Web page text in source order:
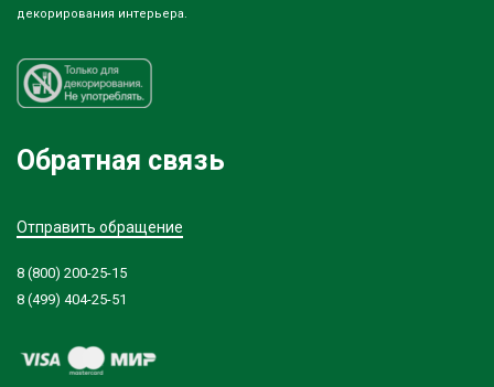
декорирования интерьера.
Обратная связь
Отправить обращение
8 (800) 200-25-15
8 (499) 404-25-51